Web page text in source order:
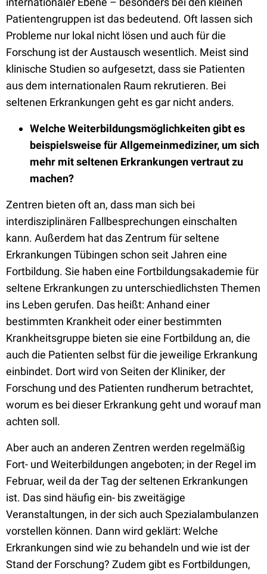
Patientengruppen ist das bedeutend. Oft lassen sich
Probleme nur lokal nicht lösen und auch für die
Forschung ist der Austausch wesentlich. Meist sind
klinische Studien so aufgesetzt, dass sie Patienten
aus dem internationalen Raum rekrutieren. Bei
seltenen Erkrankungen geht es gar nicht anders.
Welche Weiterbildungsmöglichkeiten gibt es
beispielsweise für Allgemeinmediziner, um sich
mehr mit seltenen Erkrankungen vertraut zu
machen?
Zentren bieten oft an, dass man sich bei
interdisziplinären Fallbesprechungen einschalten
kann. Außerdem hat das Zentrum für seltene
Erkrankungen Tübingen schon seit Jahren eine
Fortbildung. Sie haben eine Fortbildungsakademie für
seltene Erkrankungen zu unterschiedlichsten Themen
ins Leben gerufen. Das heißt: Anhand einer
bestimmten Krankheit oder einer bestimmten
Krankheitsgruppe bieten sie eine Fortbildung an, die
auch die Patienten selbst für die jeweilige Erkrankung
einbindet. Dort wird von Seiten der Kliniker, der
Forschung und des Patienten rundherum betrachtet,
worum es bei dieser Erkrankung geht und worauf man
achten soll.
Aber auch an anderen Zentren werden regelmäßig
Fort- und Weiterbildungen angeboten; in der Regel im
Februar, weil da der Tag der seltenen Erkrankungen
ist. Das sind häufig ein- bis zweitägige
Veranstaltungen, in der sich auch Spezialambulanzen
vorstellen können. Dann wird geklärt: Welche
Erkrankungen sind wie zu behandeln und wie ist der
Stand der Forschung? Zudem gibt es Fortbildungen,